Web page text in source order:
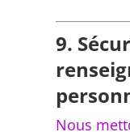
9.
Nous